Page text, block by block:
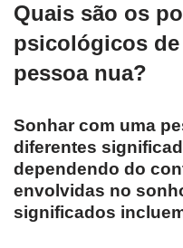
Quais são os
psicológicos
pessoa nua?
Sonhar com uma
diferentes
dependendo do
envolvidas no
significados